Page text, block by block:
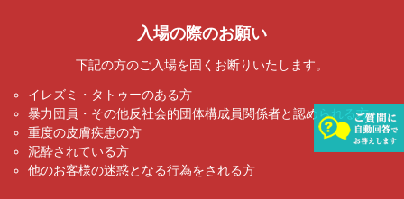
入場の際のお願い
下記の方のご入場を固くお断りいたします。
イレズミ・タトゥーのある方
暴力団員・その他反社会的団体構成員関係者と認められる方
重度の皮膚疾患の方
泥酔されている方
他のお客様の迷惑となる行為をされる方